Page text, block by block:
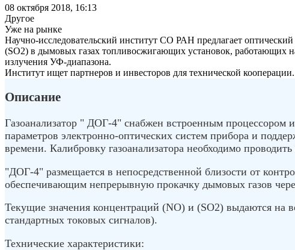
08 октября 2018, 16:13
Другое
Уже на рынке
Научно-исследовательский институт СО РАН предлагает
(SO2) в дымовых газах топливосжигающих установок, работающих
излучения УФ-диапазона.
Институт ищет партнеров и инвесторов для технической кооперации.
Описание
Газоанализатор " ДОГ-4" снабжен встроенным процессором
параметров электронно-оптических систем прибора и
времени. Калибровку газоанализатора необходимо
"ДОГ-4" размещается в непосредственной близости от
обеспечивающим непрерывную прокачку дымовых газов
Текущие значения концентраций (NO) и (SO2) выдаются
стандартных токовых сигналов).
Технические характеристики: